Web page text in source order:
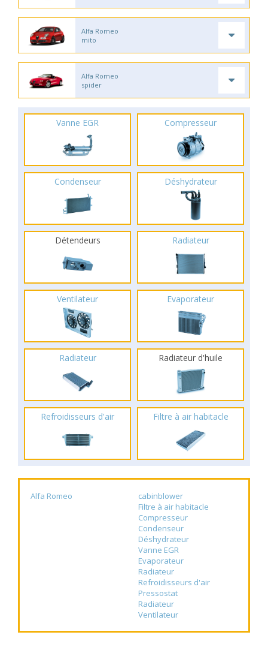
Alfa Romeo
mito
Alfa Romeo
spider
Vanne EGR Compresseur
Condenseur Déshydrateur
Détendeurs Radiateur
Ventilateur Evaporateur
Radiateur Radiateur d'huile
Refroidisseurs d'air Filtre à air habitacle
Alfa Romeo
cabinblower
Filtre à air habitacle
Compresseur
Condenseur
Déshydrateur
Vanne EGR
Evaporateur
Radiateur
Refroidisseurs d'air
Pressostat
Radiateur
Ventilateur